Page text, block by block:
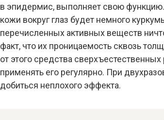
в эпидермис, выполняет свою
кожи вокруг глаз будет немного
перечисленных активных веществ
факт, что их проницаемость сквозь
от этого средства
применять его регулярно. При
добиться неплохого эффекта.